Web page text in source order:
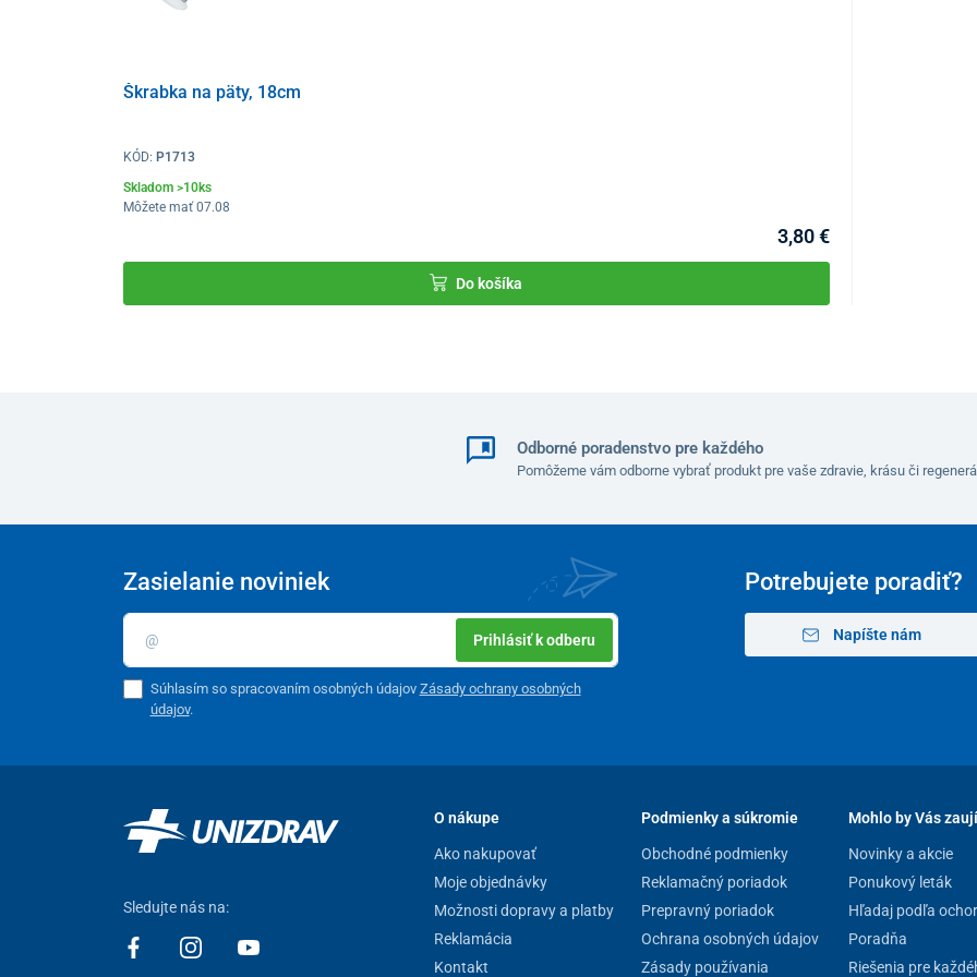
Škrabka na päty, 18cm
KÓD: P1713
Skladom >10ks
Môžete mať 07.08
3,80 €
Do košíka
Odborné poradenstvo pre každého
Pomôžeme vám odborne vybrať produkt pre vaše zdravie, krásu či
Potrebujete poradiť?
Napíšte nám
Zasielanie noviniek
Prihlásiť k odberu
Súhlasím so spracovaním osobných údajov Zásady ochrany osobných
údajov.
Sledujte nás na:
O nákupe
Ako nakupovať
Moje objednávky
Možnosti dopravy a platby
Reklamácia
Kontakt
Podmienky a súkromie
Obchodné podmienky
Reklamačný poriadok
Prepravný poriadok
Ochrana osobných údajov
Zásady používania
Mohlo by Vás
Novinky a akcie
Ponukový leták
Hľadaj podľa
Poradňa
Riešenia pre